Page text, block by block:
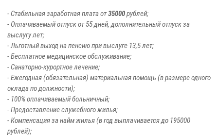
- Стабильная заработная плата от35000рублей;
- Оплачиваемый отпуск от 55 дней, дополнительный отпуск за
выслугу лет;
- Льготный выход на пенсию при выслуге 13,5 лет;
- Бесплатное медицинское обслуживание;
- Санаторно-курортное лечение;
- Ежегодная (обязательная) материальная помощь (в размере одного
оклада по должности);
- 100% оплачиваемый больничный;
- Предоставление служебного жилья;
- Компенсация за найм жилья (в год выплачивается до 195000
рублей);